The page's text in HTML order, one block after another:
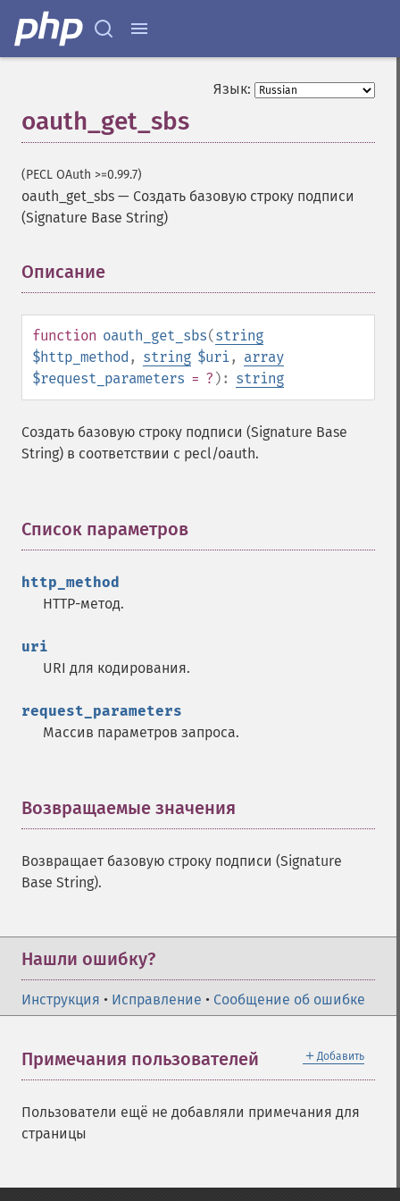
Язык:
oauth_get_sbs
(PECL OAuth >=0.99.7)
oauth_get_sbs — Создать базовую строку подписи
(Signature Base String)
Описание
function oauth_get_sbs(string
$http_method , string $uri, array
$request_parameters = ? ): string
Создать базовую строку подписи (Signature Base
String) в соответствии с pecl/oauth.
Список параметров
http_method
HTTP-метод.
uri
URI для кодирования.
request_parameters
Массив параметров запроса.
Возвращаемые значения
Возвращает базовую строку подписи (Signature
Base String).
Нашли ошибку?
Инструкция • Исправление • Сообщение об ошибке
＋ Добавить
Примечания пользователей
Пользователи ещё не добавляли примечания для
страницы